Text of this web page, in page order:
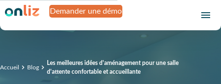
Demander une démo
Accueil Blog
Les meilleures idées d'aménagement pour une salle
d'attente confortable et accueillante